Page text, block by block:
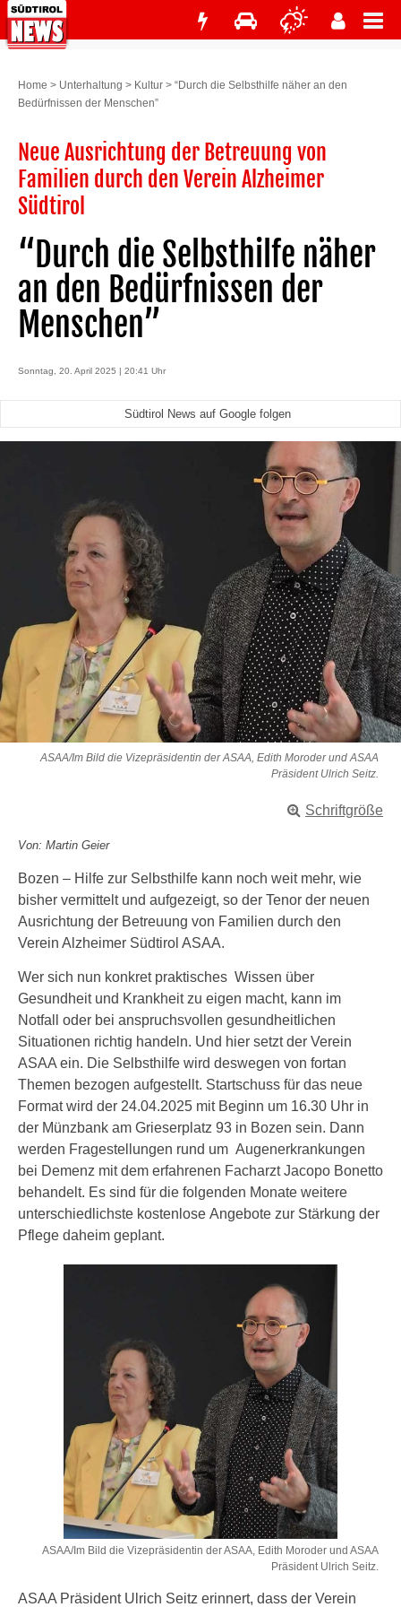
Home > Unterhaltung > Kultur > “Durch die Selbsthilfe näher an den
Bedürfnissen der Menschen”
Neue Ausrichtung der Betreuung von
Familien durch den Verein Alzheimer
Südtirol
“Durch die Selbsthilfe näher
an den Bedürfnissen der
Menschen”
Sonntag, 20. April 2025 | 20:41 Uhr
Südtirol News auf Google folgen
ASAA/Im Bild die Vizepräsidentin der ASAA, Edith Moroder und ASAA
Präsident Ulrich Seitz.
Schriftgröße
Von: Martin Geier
Bozen – Hilfe zur Selbsthilfe kann noch weit mehr, wie
bisher vermittelt und aufgezeigt, so der Tenor der neuen
Ausrichtung der Betreuung von Familien durch den
Verein Alzheimer Südtirol ASAA.
Wer sich nun konkret praktisches Wissen über
Gesundheit und Krankheit zu eigen macht, kann im
Notfall oder bei anspruchsvollen gesundheitlichen
Situationen richtig handeln. Und hier setzt der Verein
ASAA ein. Die Selbsthilfe wird deswegen von fortan
Themen bezogen aufgestellt. Startschuss für das neue
Format wird der 24.04.2025 mit Beginn um 16.30 Uhr in
der Münzbank am Grieserplatz 93 in Bozen sein. Dann
werden Fragestellungen rund um Augenerkrankungen
bei Demenz mit dem erfahrenen Facharzt Jacopo Bonetto
behandelt. Es sind für die folgenden Monate weitere
unterschiedlichste kostenlose Angebote zur Stärkung der
Pflege daheim geplant.
ASAA/Im Bild die Vizepräsidentin der ASAA, Edith Moroder und ASAA
Präsident Ulrich Seitz.
ASAA Präsident Ulrich Seitz erinnert, dass der Verein